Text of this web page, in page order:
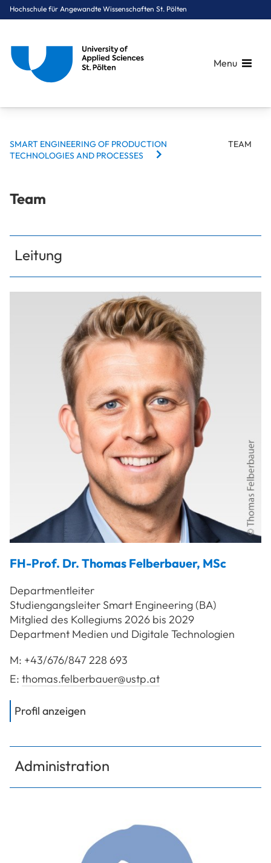
Hochschule für Angewandte Wissenschaften St. Pölten
Menu
You are here:
& Digitale Technologien
Engineering of Production Technologies and Processes
BREADCRUMBS
SMART ENGINEERING OF PRODUCTION
TECHNOLOGIES AND PROCESSES
TEAM
Team
Leitung
FH-Prof. Dr. Thomas Felberbauer, MSc
Departmentleiter
Studiengangsleiter Smart Engineering (BA)
Mitglied des Kollegiums 2026 bis 2029
Department Medien und Digitale Technologien
M: +43/676/847 228 693
E: thomas.felberbauer@ustp.at
Profil anzeigen
Administration